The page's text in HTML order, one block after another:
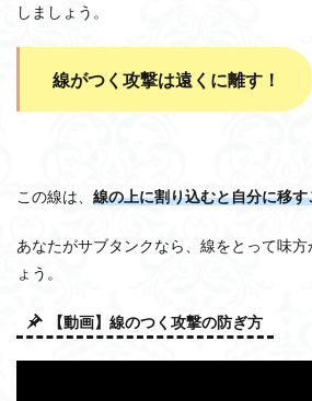
しましょう。
線がつく攻撃は遠くに離す！
この線は、 線の上に割り込むと自分に移
あなたがサブタンクなら、線をとって味
ょう。
【動画】線のつく攻撃の防ぎ方